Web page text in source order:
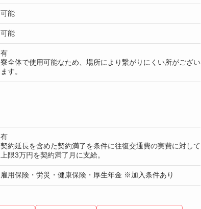
可能
可能
有
寮全体で使用可能なため、場所により繋がりにくい所がござい
ます。
有
契約延長を含めた契約満了を条件に往復交通費の実費に対して
上限3万円を契約満了月に支給。
雇用保険・労災・健康保険・厚生年金 ※加入条件あり